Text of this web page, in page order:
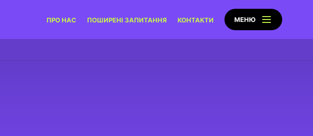
ПРО НАС ПОШИРЕНІ ЗАПИТАННЯ КОНТАКТИ МЕНЮ